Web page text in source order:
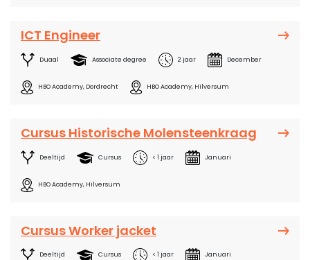
ICT Engineer
Duaal Associate degree 2 jaar December
HBO Academy, Dordrecht HBO Academy, Hilversum
Cursus Historische Molensteenkraag
Deeltijd Cursus < 1 jaar Januari
HBO Academy, Hilversum
Cursus Worker jacket
Deeltijd Cursus < 1 jaar Januari